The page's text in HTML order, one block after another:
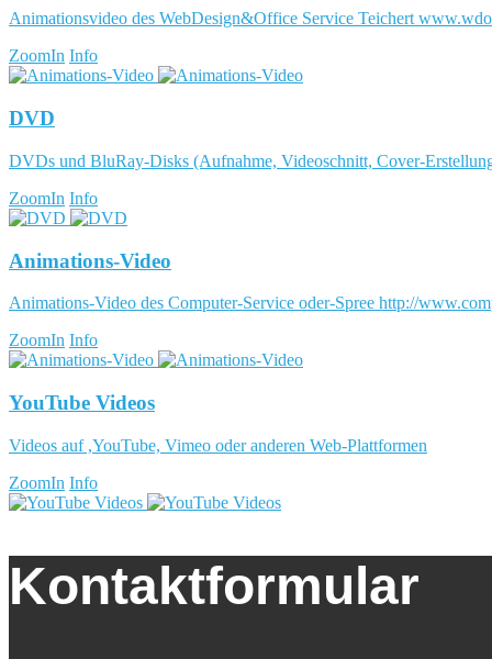
Animationsvideo des WebDesign&Office Service Teichert
ZoomIn Info
DVD
DVDs und BluRay-Disks (Aufnahme, Videoschnitt, Cover-
ZoomIn Info
Animations-Video
Animations-Video des Computer-Service oder-Spree http://
ZoomIn Info
YouTube Videos
Videos auf ,YouTube, Vimeo oder anderen Web-Plattformen
ZoomIn Info
Kontaktformular